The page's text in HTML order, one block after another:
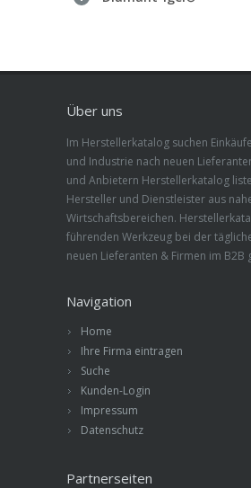
Über uns
Im Herstellerkatalog suchen
und Industrie nach neuen
und Anbietern Herstellerkatalog
Hersteller und Dienstleister aus
Wirtschaftsbereichen.
führenden Werkzeug bei der
neuen Lieferanten & Firmen im B2B
Navigation
Home
Ihre Firma eintragen
Suche
Kunden-Login
Impressum
Datenschutz
Partnerseiten